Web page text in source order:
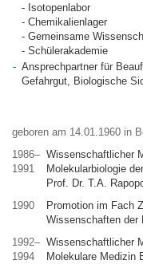
- Isotopenlabor
- Chemikalienlager
- Gemeinsame
- Schülerakademie
Ansprechpartner für
Gefahrgut, Biologische
geboren am 14.01.1960 in
1986–
1991
Wissenschaftlicher
Molekularbiologie
Prof. Dr. T.A.
1990
Promotion im Fach
Wissenschaften der
1992–
1994
Wissenschaftlicher
Molekulare Medizin